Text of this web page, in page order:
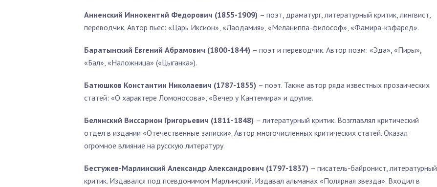
Анненский Иннокентий Федорович (1855-1909) – поэт, драматург, литературный критик, лингвист,
переводчик. Автор пьес: «Царь Иксион», «Лаодамия», «Меланиппа-философ», «Фамира-кэфаред».
Баратынский Евгений Абрамович (1800-1844) – поэт и переводчик. Автор поэм: «Эда», «Пиры»,
«Бал», «Наложница» («Цыганка»).
Батюшков Константин Николаевич (1787-1855) – поэт. Также автор ряда известных прозаических
статей: «О характере Ломоносова», «Вечер у Кантемира» и другие.
Белинский Виссарион Григорьевич (1811-1848) – литературный критик. Возглавлял критический
отдел в издании «Отечественные записки». Автор многочисленных критических статей. Оказал
огромное влияние на русскую литературу.
Бестужев-Марлинский Александр Александрович (1797-1837) – писатель-байронист, литературный
критик. Издавался под псевдонимом Марлинский. Издавал альманах «Полярная звезда». Входил в